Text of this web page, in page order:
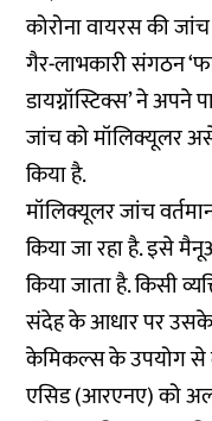
कोरोना वायरस की
गैर-लाभकारी संगठन
डायग्नॉस्टिक्स’ ने
जांच को मॉलिक्यूलर
किया है.
मॉलिक्यूलर जांच
किया जा रहा है. इसे
किया जाता है. किसी
संदेह के आधार पर उसके
केमिकल्स के उपयोग से
एसिड (आरएनए) को